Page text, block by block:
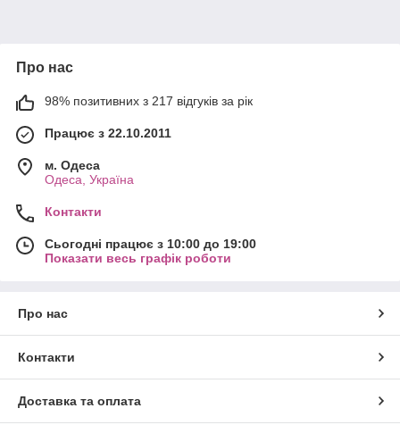
Про нас
98% позитивних з 217 відгуків за рік
Працює з 22.10.2011
м. Одеса
Одеса, Україна
Контакти
Сьогодні працює з 10:00 до 19:00
Показати весь графік роботи
Про нас
Контакти
Доставка та оплата